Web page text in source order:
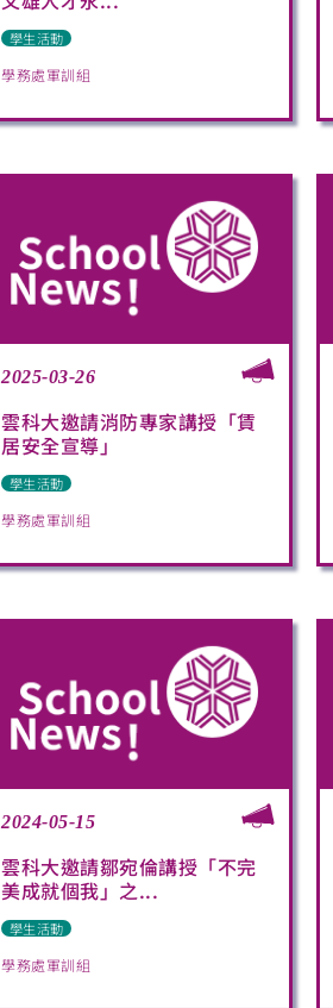
學生活動
學務處軍訓組
2025-03-26
雲科大邀請消防專家講授「賃
居安全宣導」
學生活動
學務處軍訓組
2024-05-15
雲科大邀請鄒宛倫講授「不完
美成就個我」之...
學生活動
學務處軍訓組